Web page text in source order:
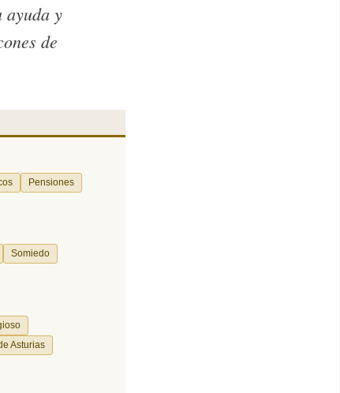
ayuda y
de